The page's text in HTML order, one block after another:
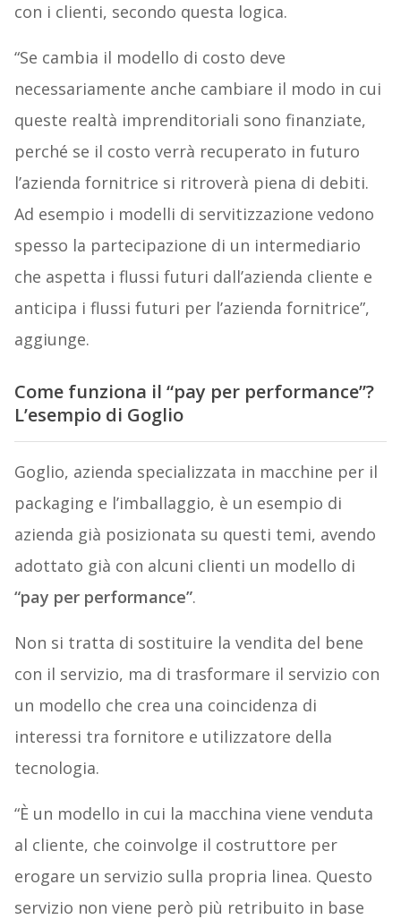
con i clienti, secondo questa logica.
“Se cambia il modello di costo deve
necessariamente anche cambiare il modo in cui
queste realtà imprenditoriali sono finanziate,
perché se il costo verrà recuperato in futuro
l’azienda fornitrice si ritroverà piena di debiti.
Ad esempio i modelli di servitizzazione vedono
spesso la partecipazione di un intermediario
che aspetta i flussi futuri dall’azienda cliente e
anticipa i flussi futuri per l’azienda fornitrice”,
aggiunge.
Come funziona il “pay per performance”?
L’esempio di Goglio
Goglio, azienda specializzata in macchine per il
packaging e l’imballaggio, è un esempio di
azienda già posizionata su questi temi, avendo
adottato già con alcuni clienti un modello di
“pay per performance”.
Non si tratta di sostituire la vendita del bene
con il servizio, ma di trasformare il servizio con
un modello che crea una coincidenza di
interessi tra fornitore e utilizzatore della
tecnologia.
“È un modello in cui la macchina viene venduta
al cliente, che coinvolge il costruttore per
erogare un servizio sulla propria linea. Questo
servizio non viene però più retribuito in base